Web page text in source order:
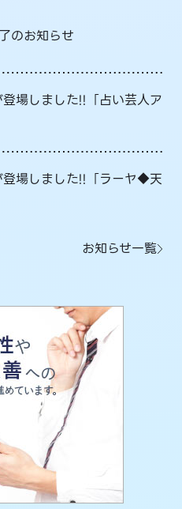
のお知らせ
場しました!!「占い芸人ア
場しました!!「ラーヤ◆天
お知らせ一覧